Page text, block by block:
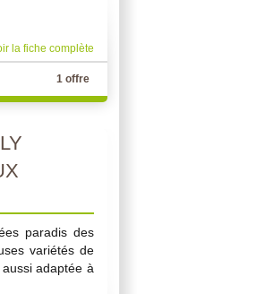
la fiche complète
1 offre
paradis des
variétés de
adaptée à